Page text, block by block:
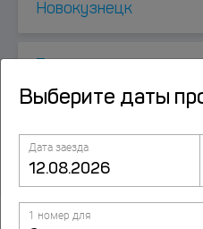
Новокузнецк
Выберите даты
Дата заезда
1 номер для